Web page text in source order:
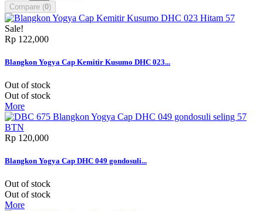
Compare (0)
Sale!
Rp‎ 122,000
Blangkon Yogya Cap Kemitir Kusumo DHC 023...
Out of stock
Out of stock
More
Rp‎ 120,000
Blangkon Yogya Cap DHC 049 gondosuli...
Out of stock
Out of stock
More